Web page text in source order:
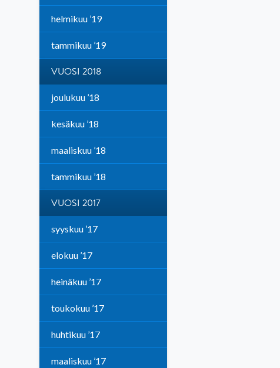
helmikuu ’19
tammikuu ’19
VUOSI 2018
joulukuu ’18
kesäkuu ’18
maaliskuu ’18
tammikuu ’18
VUOSI 2017
syyskuu ’17
elokuu ’17
heinäkuu ’17
toukokuu ’17
huhtikuu ’17
maaliskuu ’17